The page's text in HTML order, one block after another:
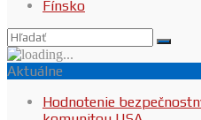
Fínsko
Aktuálne
Hodnotenie